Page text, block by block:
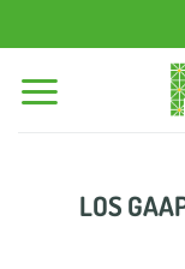
al
contenido
LOS